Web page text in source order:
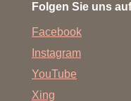
Folgen Sie uns auf
Facebook
Instagram
YouTube
Xing